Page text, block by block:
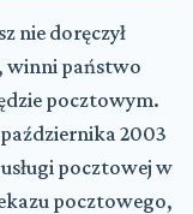
nie doręczył
winni państwo
pocztowym.
2003
pocztowej w
pocztowego,